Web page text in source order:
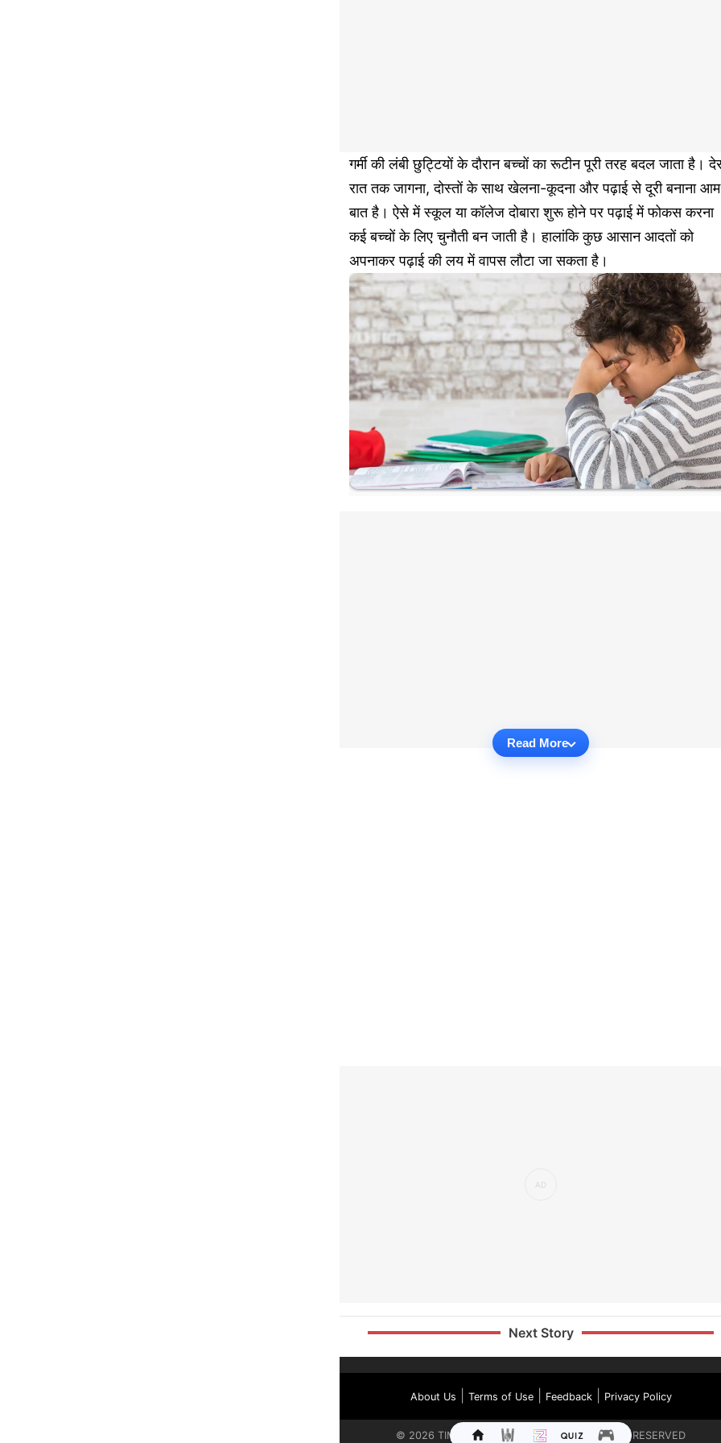
गर्मी की लंबी छुट्टियों के दौरान बच्चों का रूटीन पूरी तरह बदल जाता है।
रात तक जागना, दोस्तों के साथ खेलना-कूदना और पढ़ाई से दूरी बनाना आम
बात है। ऐसे में स्कूल या कॉलेज दोबारा शुरू होने पर पढ़ाई में फोकस करना
कई बच्चों के लिए चुनौती बन जाती है। हालांकि कुछ आसान आदतों को
अपनाकर पढ़ाई की लय में वापस लौटा जा सकता है।
Read More
Next Story
About Us Terms of Use| Feedback| Privacy Policy
© 2026 TIMES INTERNET LIMITED. ALL RIGHTS RESERVED